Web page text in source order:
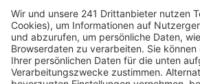
Es passt zur Entwicklung von
gab es zwei sehr folk-lastige Alben.
etwas ruhiger, klang erwachsener.
klingt auch der neue Song "Anti-Hero"
Album "Midnight". Taylors Stimme